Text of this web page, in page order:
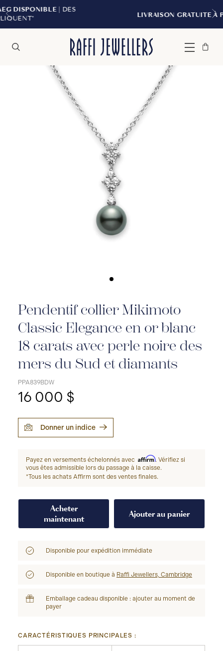
| DES
LIVRAISON GRATUITE À PARTIR DE 299 $*
Menu
Sac
Fermer
Pendentif collier Mikimoto
Classic Elegance en or blanc
18 carats avec perle noire des
mers du Sud et diamants
PPA839BDW
16 000 $
Donner un indice
Payez en versements échelonnés avec Affirm. Vérifiez si
vous êtes admissible lors du passage à la caisse.
*Tous les achats Affirm sont des ventes finales.
Acheter
maintenant
Ajouter au panier
Disponible pour expédition immédiate
Disponible en boutique à Raffi Jewellers, Cambridge
Emballage cadeau disponible : ajouter au moment de
payer
CARACTÉRISTIQUES PRINCIPALES :